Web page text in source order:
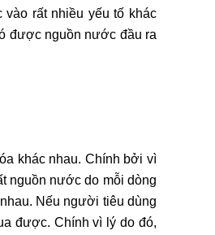
rất nhiều yếu tố khác
được nguồn nước đầu ra
khác nhau. Chính bởi vì
nguồn nước do mỗi dòng
Nếu người tiêu dùng
được. Chính vì lý do đó,